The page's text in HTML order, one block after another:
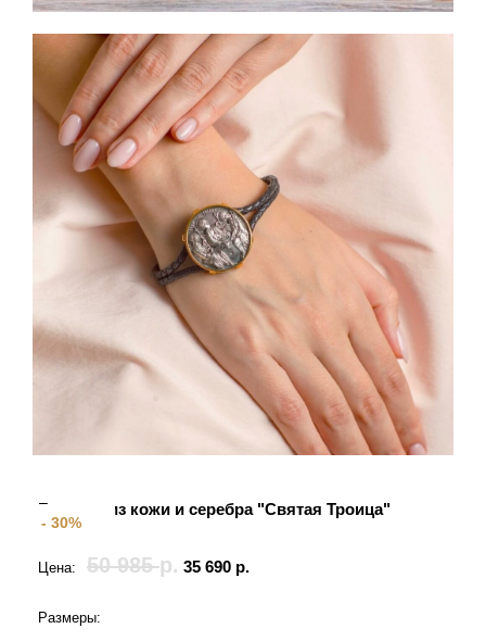
- 30%
Браслет из кожи и серебра "Святая Троица"
(12392)
Цена: 50 985р. 35 690 р.
Размеры: